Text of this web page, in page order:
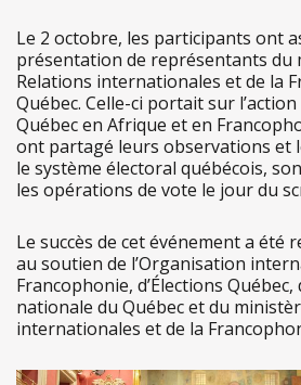
Le 2 octobre, les participants ont
présentation de représentants du
Relations internationales et de la
Québec. Celle-ci portait sur
Québec en Afrique et en
ont partagé leurs observations et
le système électoral québécois,
les opérations de vote le jour du
Le succès de cet événement a été
au soutien de l’Organisation
Francophonie, d’Élections Québec,
nationale du Québec et du
internationales et de la